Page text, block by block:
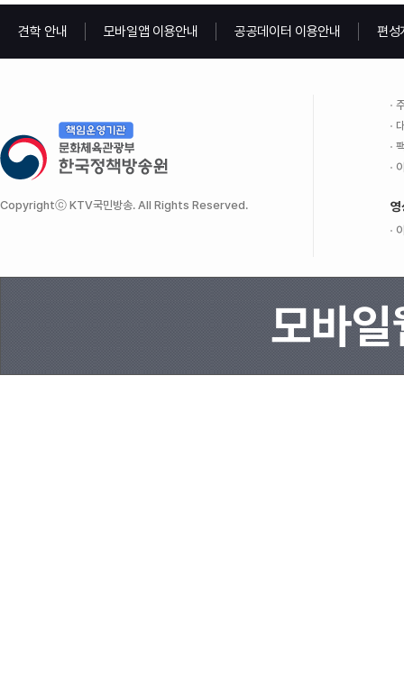
견학 안내 모바일앱 이용안내 공공데이터 이용안내 편성
Copyrightⓒ KTV국민방송. All Rights Reserved. 영
모바